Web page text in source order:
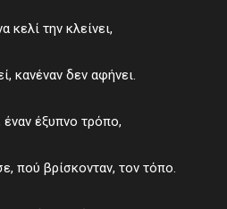
κελί την κλείνει,
κανέναν δεν αφήνει.
έξυπνο τρόπο,
πού βρίσκονταν, τον τόπο.